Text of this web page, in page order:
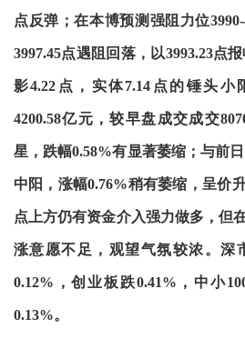
点反弹；在本博预测强阻力位
3997.45点遇阻回落，以3993.23点
影4.22点，实体7.14点的锤头小
4200.58亿元，较早盘成交成交
星，跌幅0.58%有显著萎缩；与前
中阳，涨幅0.76%稍有萎缩，呈价
点上方仍有资金介入强力做多，但
涨意愿不足，观望气氛较浓。深
0.12%，创业板跌0.41%，中小
0.13%。